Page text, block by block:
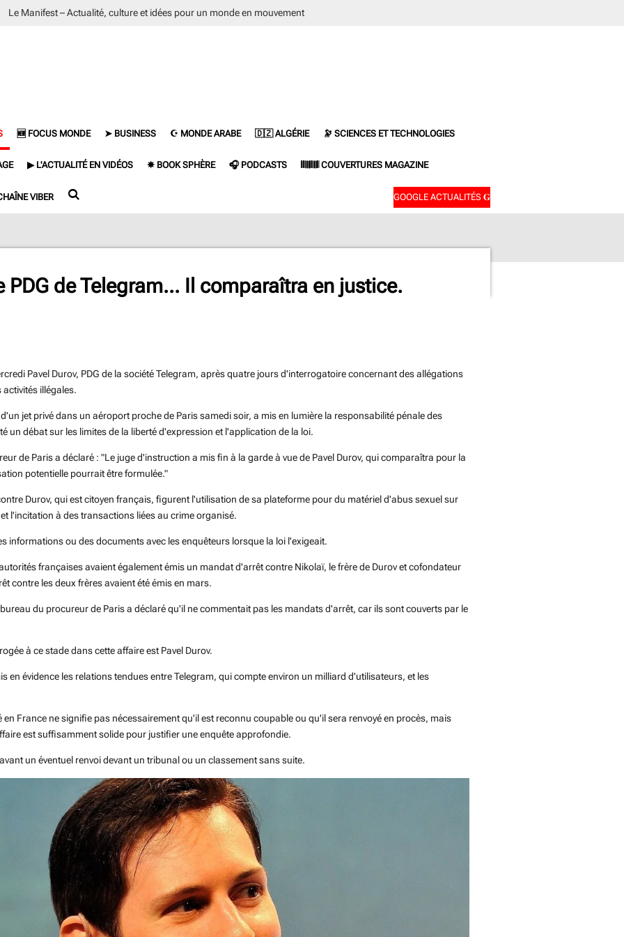
Le Manifest – Actualité, culture et idées pour un monde en mouvement
🆕 FOCUS MONDE ➤ BUSINESS ☪ MONDE ARABE 🇩🇿 ALGÉRIE 🔭 SCIENCES ET TECHNOLOGIES
▶ L'ACTUALITÉ EN VIDÉOS ✵ BOOK SPHÈRE 🎧 PODCASTS 𝄃𝄃𝄂𝄂𝄀𝄁𝄃𝄂𝄂𝄃 COUVERTURES MAGAZINE
VIBER GOOGLE ACTUALITÉS 𝐆
PDG de Telegram... Il comparaîtra en justice.
Pavel Durov, PDG de la société Telegram, après quatre jours d'interrogatoire concernant des allégations
illégales.
jet privé dans un aéroport proche de Paris samedi soir, a mis en lumière la responsabilité pénale des
un débat sur les limites de la liberté d'expression et l'application de la loi.
de Paris a déclaré : "Le juge d'instruction a mis fin à la garde à vue de Pavel Durov, qui comparaîtra pour la
potentielle pourrait être formulée."
Durov, qui est citoyen français, figurent l'utilisation de sa plateforme pour du matériel d'abus sexuel sur
l'incitation à des transactions liées au crime organisé.
informations ou des documents avec les enquêteurs lorsque la loi l'exigeait.
françaises avaient également émis un mandat d'arrêt contre Nikolaï, le frère de Durov et cofondateur
contre les deux frères avaient été émis en mars.
du procureur de Paris a déclaré qu'il ne commentait pas les mandats d'arrêt, car ils sont couverts par le
à ce stade dans cette affaire est Pavel Durov.
en évidence les relations tendues entre Telegram, qui compte environ un milliard d'utilisateurs, et les
France ne signifie pas nécessairement qu'il est reconnu coupable ou qu'il sera renvoyé en procès, mais
est suffisamment solide pour justifier une enquête approfondie.
un éventuel renvoi devant un tribunal ou un classement sans suite.